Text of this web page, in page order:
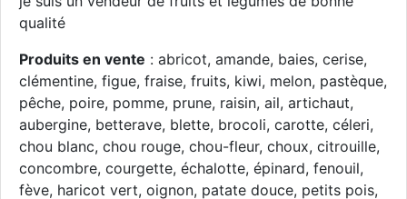
qualité
Produits en vente : abricot, amande, baies, cerise,
clémentine, figue, fraise, fruits, kiwi, melon, pastèque,
pêche, poire, pomme, prune, raisin, ail, artichaut,
aubergine, betterave, blette, brocoli, carotte, céleri,
chou blanc, chou rouge, chou-fleur, choux, citrouille,
concombre, courgette, échalotte, épinard, fenouil,
fève, haricot vert, oignon, patate douce, petits pois,